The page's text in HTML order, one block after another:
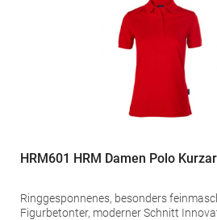
HRM601 HRM Damen Polo
Ringgesponnenes, besonders
Figurbetonter, moderner Schnitt Innovative Kragenlösung